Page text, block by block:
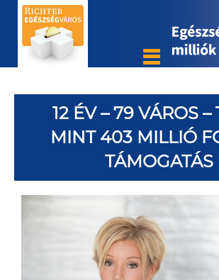
12 ÉV – 79 VÁROS –
MINT 403 MILLIÓ
TÁMOGATÁS